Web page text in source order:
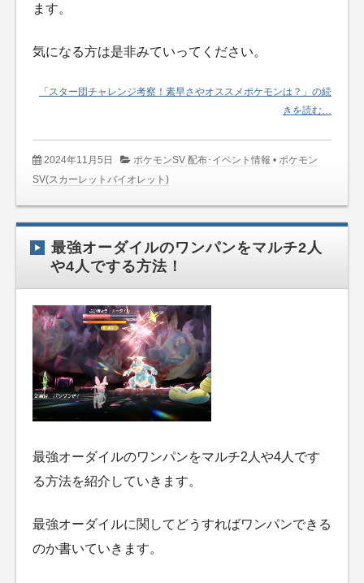
ます。
気になる方は是非みていってください。
「スター団チャレンジ考察！素早さやオススメポケモンは？」の続
きを読む…
2024年11月5日 ポケモンSV 配布･イベント情報 •ポケモン
SV(スカーレットバイオレット)
最強オーダイルのワンパンをマルチ2人
や4人でする方法！
最強オーダイルのワンパンをマルチ2人や4人です
る方法を紹介していきます。
最強オーダイルに関してどうすればワンパンできる
のか書いていきます。